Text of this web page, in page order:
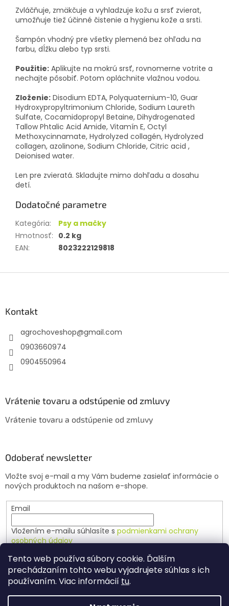
Tento web používa súbory cookie. Ďalším
prechádzaním tohto webu vyjadrujete súhlas s ich
používaním. Viac informácií tu.
Zvláčňuje, zmäkčuje a vyhladzuje kožu a srsť zvierat,
umožňuje tiež účinné čistenie a hygienu kože a srsti.
Šampón vhodný pre všetky plemená bez ohľadu na
farbu, dĺžku alebo typ srsti.
Použitie: Aplikujte na mokrú srsť, rovnomerne votrite a
nechajte pôsobiť. Potom opláchnite vlažnou vodou.
Zloženie: Disodium EDTA, Polyquaternium-10, Guar
Hydroxypropyltrimonium Chloride, Sodium Laureth
Sulfate, Cocamidopropyl Betaine, Dihydrogenated
Tallow Phtalic Acid Amide, Vitamín E, Octyl
Methoxycinnamate, Hydrolyzed collagén, Hydrolyzed
collagen, azolinone, Sodium Chloride, Citric acid ,
Deionised water.
Len pre zvieratá. Skladujte mimo dohľadu a dosahu
detí.
Dodatočné parametre
Kategória:
Psy a mačky
Hmotnosť: 0.2 kg
EAN: 8023222129818
Kontakt
agrochoveshop@gmail.com
0903660974
0904550964
Vrátenie tovaru a odstúpenie od zmluvy
Vrátenie tovaru a odstúpenie od zmluvy
Odoberať newsletter
Vložte svoj e-mail a my Vám budeme zasielať informácie o
nových produktoch na našom e-shope.
Email
Vložením e-mailu súhlasíte s podmienkami ochrany
osobných údajov
PRIHLÁSIŤ SA